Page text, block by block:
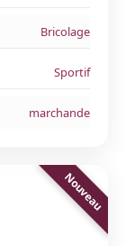
Bricolage
Sportif
marchande